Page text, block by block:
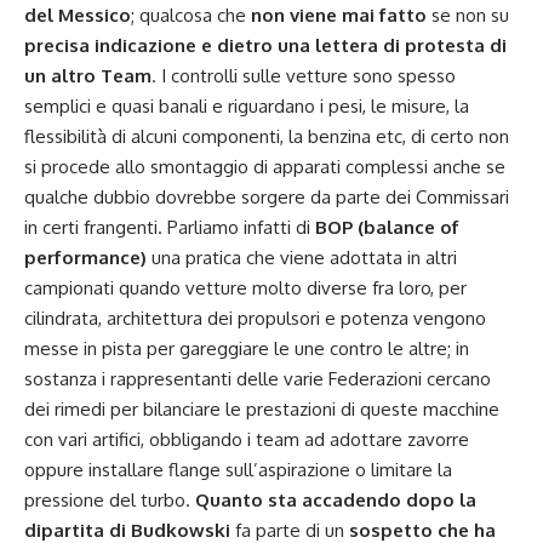
del Messico; qualcosa che non viene mai fatto se non su
precisa indicazione e dietro una lettera di protesta di
un altro Team. I controlli sulle vetture sono spesso
semplici e quasi banali e riguardano i pesi, le misure, la
flessibilità di alcuni componenti, la benzina etc, di certo non
si procede allo smontaggio di apparati complessi anche se
qualche dubbio dovrebbe sorgere da parte dei Commissari
in certi frangenti. Parliamo infatti di BOP (balance of
performance) una pratica che viene adottata in altri
campionati quando vetture molto diverse fra loro, per
cilindrata, architettura dei propulsori e potenza vengono
messe in pista per gareggiare le une contro le altre; in
sostanza i rappresentanti delle varie Federazioni cercano
dei rimedi per bilanciare le prestazioni di queste macchine
con vari artifici, obbligando i team ad adottare zavorre
oppure installare flange sull’aspirazione o limitare la
pressione del turbo. Quanto sta accadendo dopo la
dipartita di Budkowski fa parte di un sospetto che ha